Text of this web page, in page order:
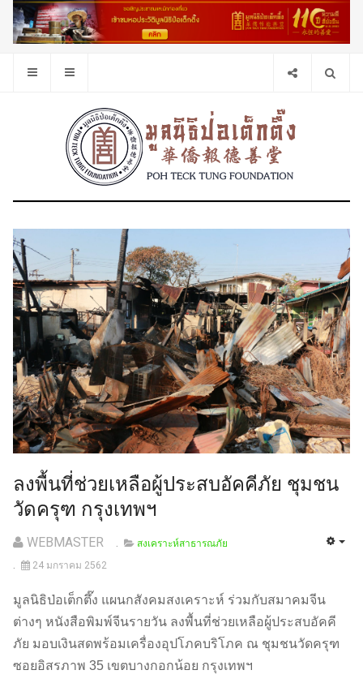
ลงพื้นที่ช่วยเหลือผู้ประสบอัคคีภัย ชุมชน
วัดครุฑ กรุงเทพฯ
WEBMASTER
สงเคราะห์สาธารณภัย
24 มกราคม 2562
มูลนิธิป่อเต็กตึ๊ง แผนกสังคมสงเคราะห์ ร่วมกับสมาคมจีน
ต่างๆ หนังสือพิมพ์จีนรายวัน ลงพื้นที่ช่วยเหลือผู้ประสบอัคคี
ภัย มอบเงินสดพร้อมเครื่องอุปโภคบริโภค ณ ชุมชนวัดครุฑ
ซอยอิสรภาพ 35 เขตบางกอกน้อย กรุงเทพฯ